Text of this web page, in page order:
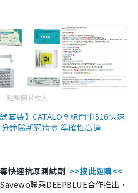
點擊圖片放大
套裝】CATALO全線門市$16快速
鐘驗新冠病毒 準確性高達
快速抗原測試劑 >>按此選購<<
聯乘DEEPBLUE合作推出，